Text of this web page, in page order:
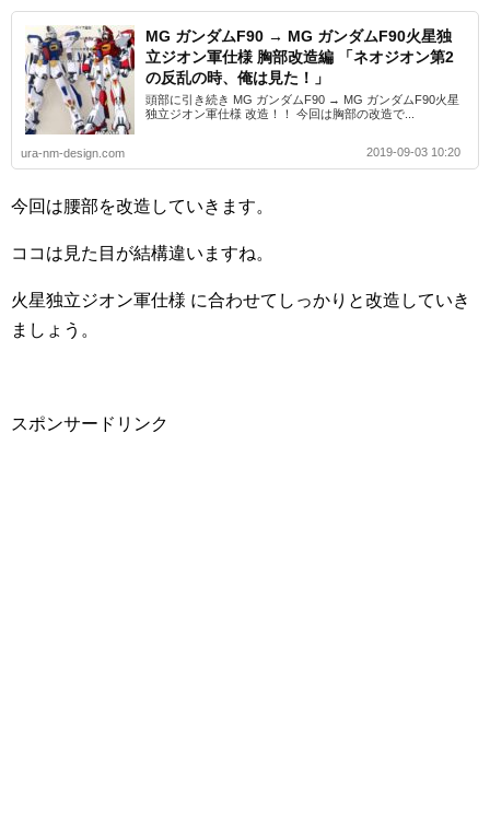
MG ガンダムF90 → MG ガンダムF90火星独
立ジオン軍仕様 胸部改造編 「ネオジオン第2
の反乱の時、俺は見た！」
頭部に引き続き MG ガンダムF90 → MG ガンダムF90火星
独立ジオン軍仕様 改造！！ 今回は胸部の改造で...
ura-nm-design.com 2019-09-03 10:20
今回は腰部を改造していきます。
ココは見た目が結構違いますね。
火星独立ジオン軍仕様 に合わせてしっかりと改造していき
ましょう。
スポンサードリンク